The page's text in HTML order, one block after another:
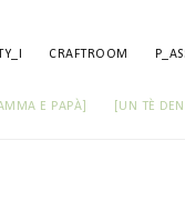
CRAFTROOM
E PAPÀ] [UN TÈ